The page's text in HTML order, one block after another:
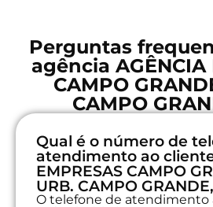
Perguntas
agência AGÊNCIA
CAMPO
CAMPO
Qual é o número de
atendimento ao
EMPRESAS CAMPO
URB. CAMPO
O telefone de atendimento